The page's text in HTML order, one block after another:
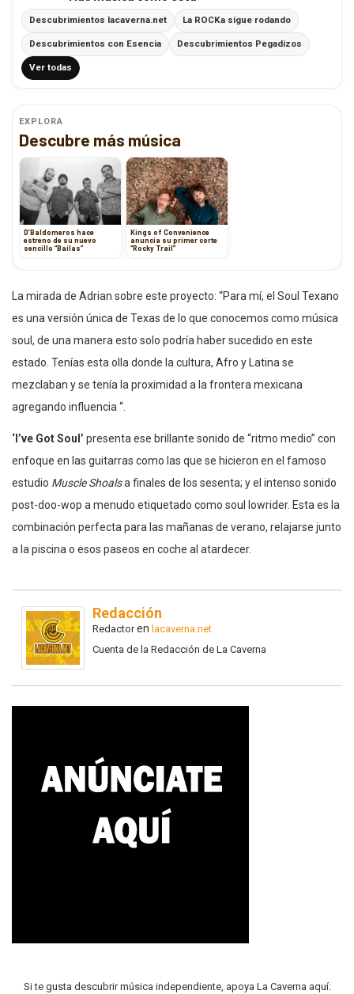
Descubrimientos lacaverna.net La ROCKa sigue rodando
Descubrimientos con Esencia Descubrimientos Pegadizos
Ver todas
EXPLORA
Descubre más música
D’Baldomeros hace
estreno de su nuevo
sencillo “Bailas”
Kings of Convenience
anuncia su primer corte
“Rocky Trail”
La mirada de Adrian sobre este proyecto: “Para mí, el Soul Texano
es una versión única de Texas de lo que conocemos como música
soul, de una manera esto solo podría haber sucedido en este
estado. Tenías esta olla donde la cultura, Afro y Latina se
mezclaban y se tenía la proximidad a la frontera mexicana
agregando influencia “.
‘I’ve Got Soul’ presenta ese brillante sonido de “ritmo medio” con
enfoque en las guitarras como las que se hicieron en el famoso
estudio Muscle Shoalsa finales de los sesenta; y el intenso sonido
post-doo-wop a menudo etiquetado como soul lowrider. Esta es la
combinación perfecta para las mañanas de verano, relajarse junto
a la piscina o esos paseos en coche al atardecer.
Redacción
Redactoren lacaverna.net
Cuenta de la Redacción de La Caverna
Si te gusta descubrir música independiente, apoya La Caverna aquí: